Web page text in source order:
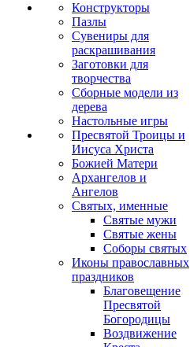
Конструкторы
Пазлы
Сувениры для
раскрашивания
Заготовки для
творчества
Сборные модели из
дерева
Настольные игры
Пресвятой Троицы и
Иисуса Христа
Божией Матери
Архангелов и
Ангелов
Святых, именные
Святые мужи
Святые жены
Соборы святых
Иконы православных
праздников
Благовещение
Пресвятой
Богородицы
Воздвижение